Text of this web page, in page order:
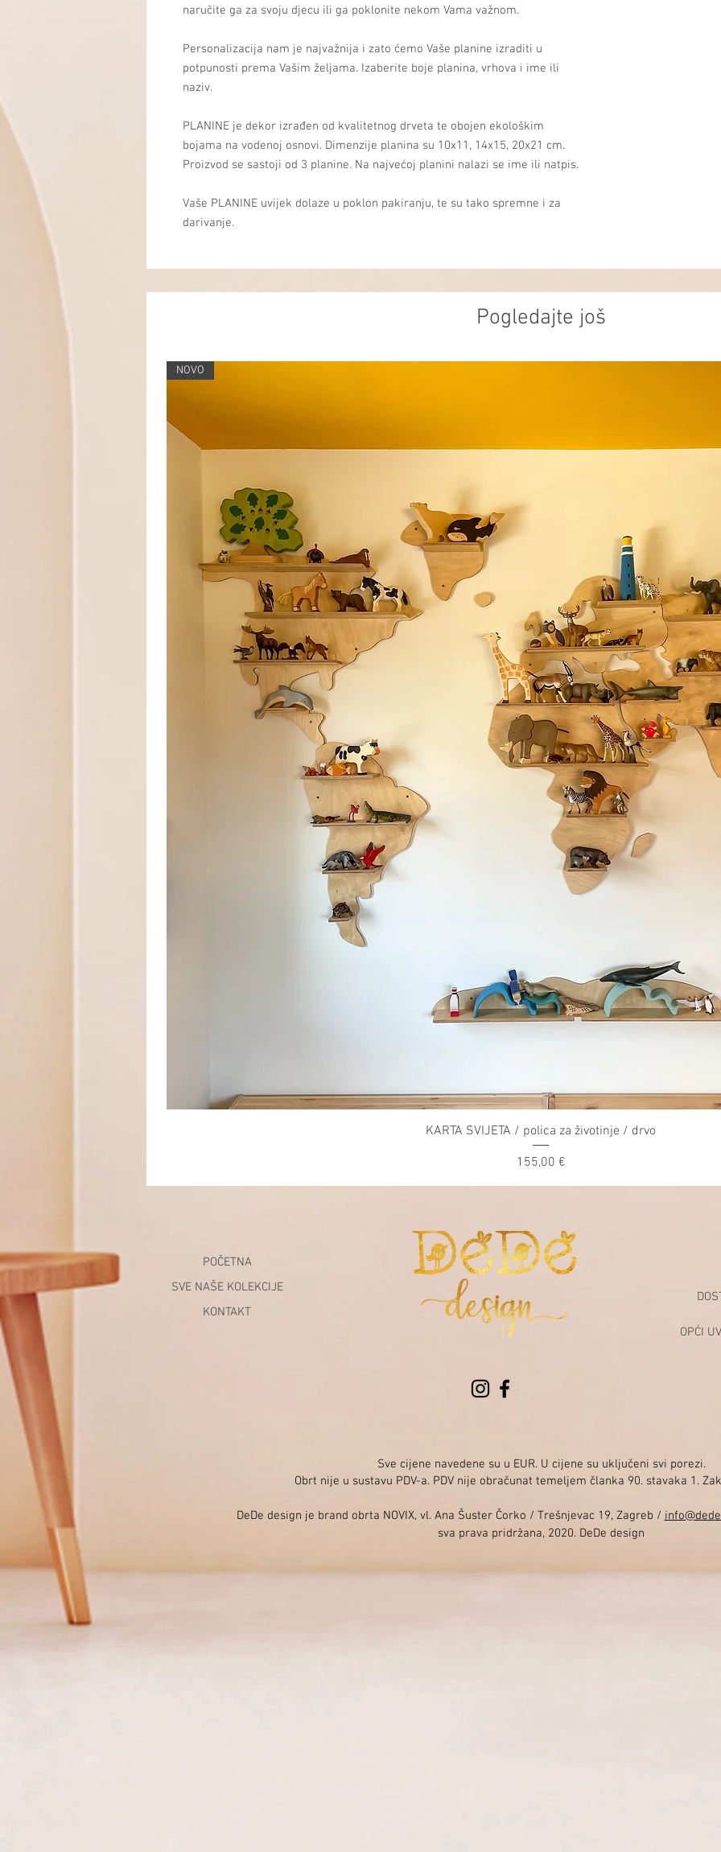
naručite ga za svoju djecu ili ga poklonite nekom Vama važnom.
Personalizacija nam je najvažnija i zato ćemo Vaše planine izraditi u
potpunosti prema Vašim željama. Izaberite boje planina, vrhova i ime ili
naziv.
PLANINE je dekor izrađen od kvalitetnog drveta te obojen ekološkim
bojama na vodenoj osnovi. Dimenzije planina su 10x11, 14x15, 20x21 cm.
Proizvod se sastoji od 3 planine. Na najvećoj planini nalazi se ime ili natpis.
Vaše PLANINE uvijek dolaze u poklon pakiranju, te su tako spremne i za
darivanje.
Pogledajte još
NOVO
KARTA SVIJETA / polica za životinje / drvo
Price
155,00 €
POČETNA
SVE NAŠE KOLEKCIJE
KONTAKT
OPĆI
Sve cijene navedene su u EUR. U cijene su uključeni svi porezi.
Obrt nije u sustavu PDV-a. PDV nije obračunat temeljem članka 90. stavaka 1.
DeDe design je brand obrta NOVIX, vl. Ana Šuster Čorko / Trešnjevac 19, Zagreb /
sva prava pridržana, 2020. DeDe design